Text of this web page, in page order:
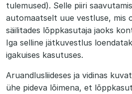
tulemused). Selle piiri
automaatselt uue vestluse, mis
säilitades lõppkasutaja jaoks
Iga selline jätkuvestlus
igakuises kasutuses.
Aruandlusliideses ja vidinas
ühe pideva lõimena, et